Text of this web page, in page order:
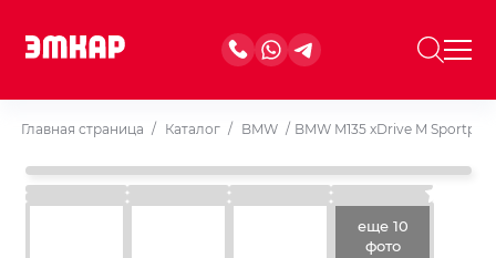
Главная страница / Каталог / BMW / BMW M135 xDrive M
еще 10
фото